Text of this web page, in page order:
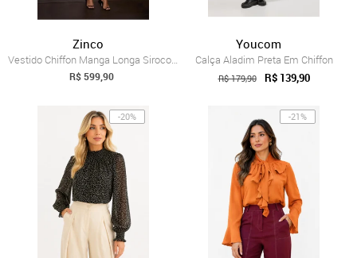
Zinco
Vestido Chiffon Manga Longa Siroco - Preto
R$ 599,90
Youcom
Calça Aladim Preta Em Chiffon
R$ 179,90 R$ 139,90
-20% -21%